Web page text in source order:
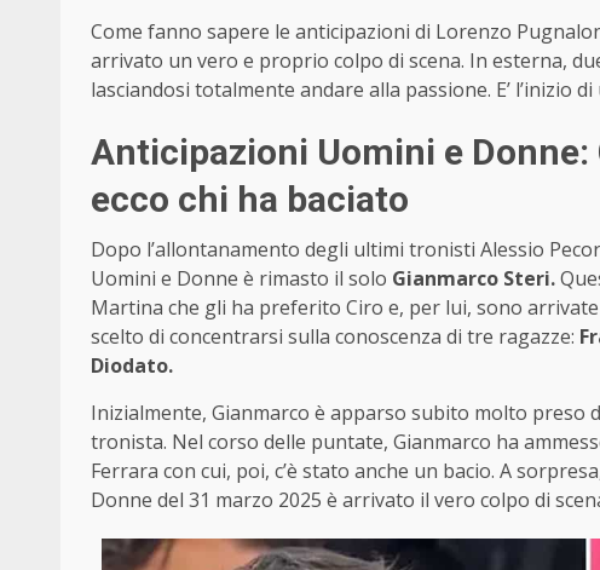
Come fanno sapere le anticipazioni di Lorenzo
arrivato un vero e proprio colpo di scena. In esterna,
lasciandosi totalmente andare alla passione. E’ l’inizio
Anticipazioni Uomini e
ecco chi ha baciato
Dopo l’allontanamento degli ultimi tronisti Alessio
Uomini e Donne è rimasto il solo Gianmarco Steri.
Martina che gli ha preferito Ciro e, per lui, sono
scelto di concentrarsi sulla conoscenza di tre ragazze:
Diodato.
Inizialmente, Gianmarco è apparso subito molto preso
tronista. Nel corso delle puntate, Gianmarco ha
Ferrara con cui, poi, c’è stato anche un bacio. A
Donne del 31 marzo 2025 è arrivato il vero colpo di